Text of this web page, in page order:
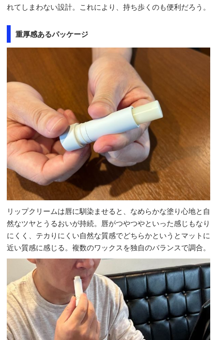
れてしまわない設計。これにより、持ち歩くのも便利だろう。
重厚感あるパッケージ
リップクリームは唇に馴染ませると、なめらかな塗り心地と自
然なツヤとうるおいが持続。唇がつやつやといった感じもなり
にくく、テカりにくい自然な質感でどちらかというとマットに
近い質感に感じる。複数のワックスを独自のバランスで調合。